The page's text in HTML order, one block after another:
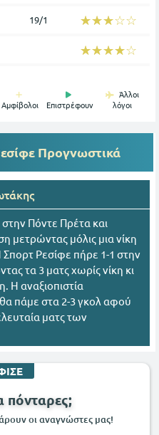
19/1 ☆☆☆☆☆
★★★★★
☆☆☆☆☆
★★★★★
Αμφίβολοι Επιστρέφουν
Άλλοι
λόγοι
Προγνωστικά
Πόντε Πρέτα και
μετρώντας μόλις μια νίκη
Ρεσίφε πήρε 1-1 στην
τα 3 ματς χωρίς νίκη κι
Η αναξιοπιστία
πάμε στα 2-3 γκολ αφού
ματς των
πόνταρες;
οι αναγνώστες μας!